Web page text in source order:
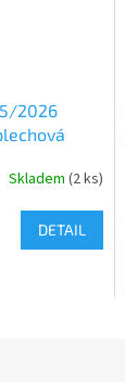
2026
Skladem (2 ks)
DETAIL